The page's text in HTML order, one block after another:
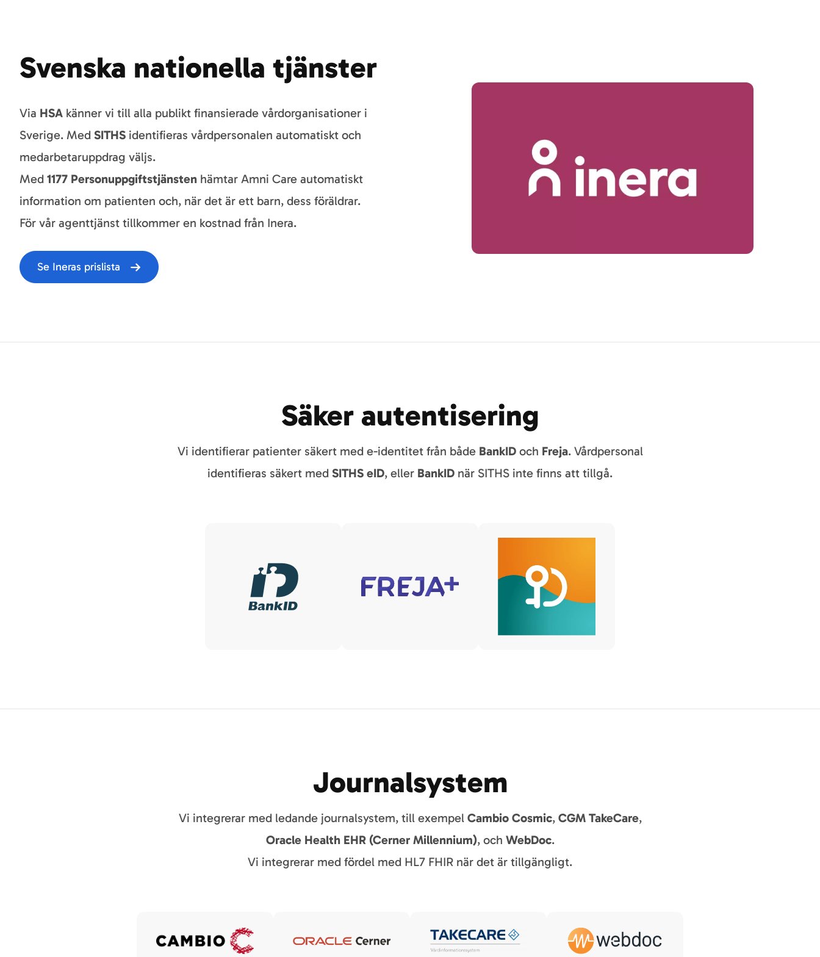
Svenska nationella tjänster
Via HSA känner vi till alla publikt finansierade vårdorganisationer i
Sverige. Med SITHS identifieras vårdpersonalen automatiskt och
medarbetaruppdrag väljs.
Med 1177 Personuppgiftstjänsten hämtar Amni Care automatiskt
information om patienten och, när det är ett barn, dess föräldrar.
För vår agenttjänst tillkommer en kostnad från Inera.
Se Ineras prislista
Säker autentisering
Vi identifierar patienter säkert med e-identitet från både BankID och Freja. Vårdpersonal
identifieras säkert med SITHS eID, eller BankID när SITHS inte finns att tillgå.
Journalsystem
Vi integrerar med ledande journalsystem, till exempel Cambio Cosmic, CGM TakeCare,
Oracle Health EHR (Cerner Millennium), och WebDoc.
Vi integrerar med fördel med HL7 FHIR när det är tillgängligt.